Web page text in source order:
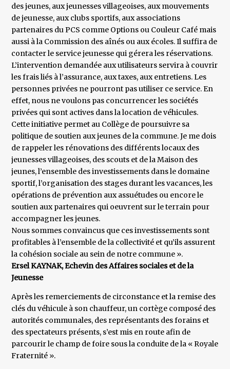
des jeunes, aux jeunesses villageoises, aux mouvements
de jeunesse, aux clubs sportifs, aux associations
partenaires du PCS comme Options ou Couleur Café mais
aussi à la Commission des aînés ou aux écoles. Il suffira de
contacter le service jeunesse qui gérera les réservations.
L’intervention demandée aux utilisateurs servira à couvrir
les frais liés à l’assurance, aux taxes, aux entretiens. Les
personnes privées ne pourront pas utiliser ce service. En
effet, nous ne voulons pas concurrencer les sociétés
privées qui sont actives dans la location de véhicules.
Cette initiative permet au Collège de poursuivre sa
politique de soutien aux jeunes de la commune. Je me dois
de rappeler les rénovations des différents locaux des
jeunesses villageoises, des scouts et de la Maison des
jeunes, l’ensemble des investissements dans le domaine
sportif, l’organisation des stages durant les vacances, les
opérations de prévention aux assuétudes ou encore le
soutien aux partenaires qui oeuvrent sur le terrain pour
accompagner les jeunes.
Nous sommes convaincus que ces investissements sont
profitables à l’ensemble de la collectivité et qu’ils assurent
la cohésion sociale au sein de notre commune ».
Ersel KAYNAK, Echevin des Affaires sociales et de la
Jeunesse
Après les remerciements de circonstance et la remise des
clés du véhicule à son chauffeur, un cortège composé des
autorités communales, des représentants des forains et
des spectateurs présents, s’est mis en route afin de
parcourir le champ de foire sous la conduite de la « Royale
Fraternité ».